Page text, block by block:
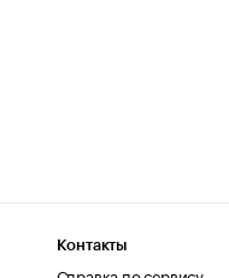
Контакты